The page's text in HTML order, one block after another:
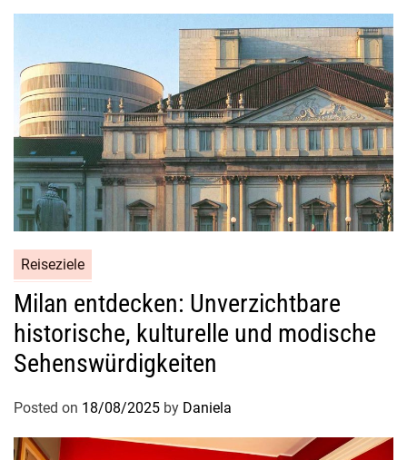
n
d
G
e
s
c
h
i
c
h
Reiseziele
Milan entdecken: Unverzichtbare
historische, kulturelle und modische
Sehenswürdigkeiten
Posted on 18/08/2025 by Daniela